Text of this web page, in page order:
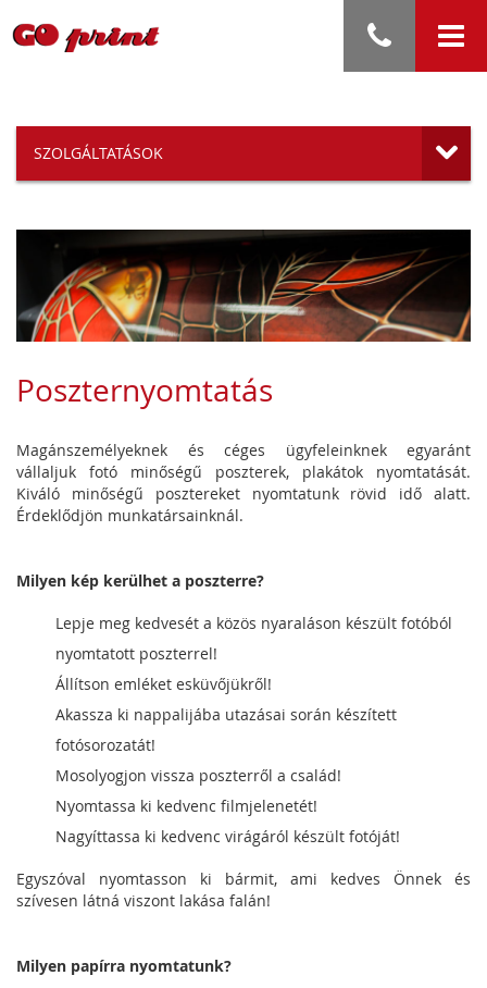
SZOLGÁLTATÁSOK
Poszternyomtatás
Magánszemélyeknek és céges ügyfeleinknek egyaránt
vállaljuk fotó minőségű poszterek, plakátok nyomtatását.
Kiváló minőségű posztereket nyomtatunk rövid idő alatt.
Érdeklődjön munkatársainknál.
Milyen kép kerülhet a poszterre?
Lepje meg kedvesét a közös nyaraláson készült fotóból
nyomtatott poszterrel!
Állítson emléket esküvőjükről!
Akassza ki nappalijába utazásai során készített
fotósorozatát!
Mosolyogjon vissza poszterről a család!
Nyomtassa ki kedvenc filmjelenetét!
Nagyíttassa ki kedvenc virágáról készült fotóját!
Egyszóval nyomtasson ki bármit, ami kedves Önnek és
szívesen látná viszont lakása falán!
Milyen papírra nyomtatunk?